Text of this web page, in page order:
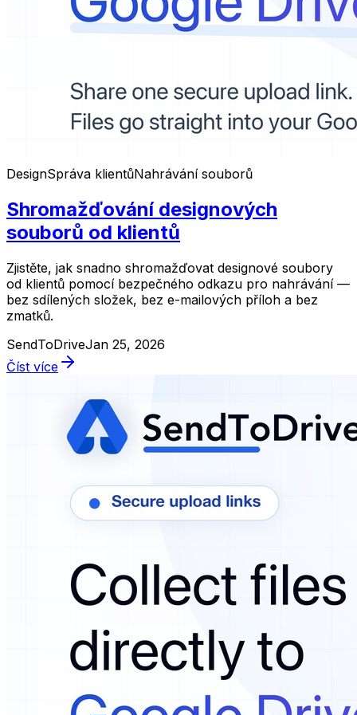
DesignSpráva klientůNahrávání souborů
Shromažďování designových
souborů od klientů
Zjistěte, jak snadno shromažďovat designové soubory
od klientů pomocí bezpečného odkazu pro nahrávání —
bez sdílených složek, bez e-mailových příloh a bez
zmatků.
SendToDriveJan 25, 2026
Číst více